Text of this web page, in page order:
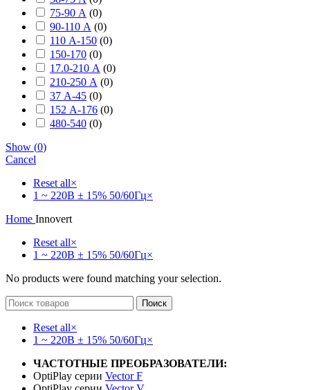
75-90 А (0)
90-110 А (0)
110 А-150 (0)
150-170 (0)
17.0-210 А (0)
210-250 А (0)
37 А-45 (0)
152 А-176 (0)
480-540 (0)
Show (0)
Cancel
Reset all×
1 ~ 220В ± 15% 50/60Гц×
Home Innovert
Reset all×
1 ~ 220В ± 15% 50/60Гц×
No products were found matching your selection.
Поиск
Reset all×
1 ~ 220В ± 15% 50/60Гц×
ЧАСТОТНЫЕ ПРЕОБРАЗОВАТЕЛИ:
OptiPlay серии Vector F